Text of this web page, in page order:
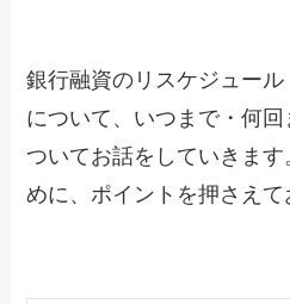
銀行融資のリスケジュール
について、いつまで・何
ついてお話をしていきま
めに、ポイントを押さえて